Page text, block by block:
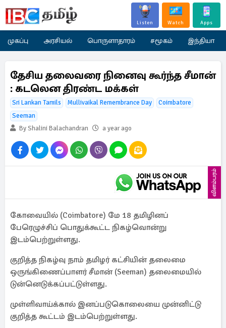
Listen Watch Apps
முகப்பு அரசியல் பொருளாதாரம் சமூகம் இந்தியா
தேசிய தலைவரை நினைவு கூர்ந்த சீமான்
: கடலென திரண்ட மக்கள்
Sri Lankan Tamils Mullivaikal Remembrance Day
Coimbatore
Seeman
By Shalini Balachandran
a year ago
விளம்பரம்
கோவையில் (Coimbatore) மே 18 தமிழினப்
பேரெழுச்சிப் பொதுக்கூட்ட நிகழ்வொன்று
இடம்பெற்றுள்ளது.
குறித்த நிகழ்வு நாம் தமிழர் கட்சியின் தலைமை
ஒருங்கிணைப்பாளர் சீமான் (Seeman) தலைமையில்
டுன்னெடுக்கப்பட்டுள்ளது.
முள்ளிவாய்க்கால் இனப்படுகொலையை முன்னிட்டு
குறித்த கூட்டம் இடம்பெற்றுள்ளது.